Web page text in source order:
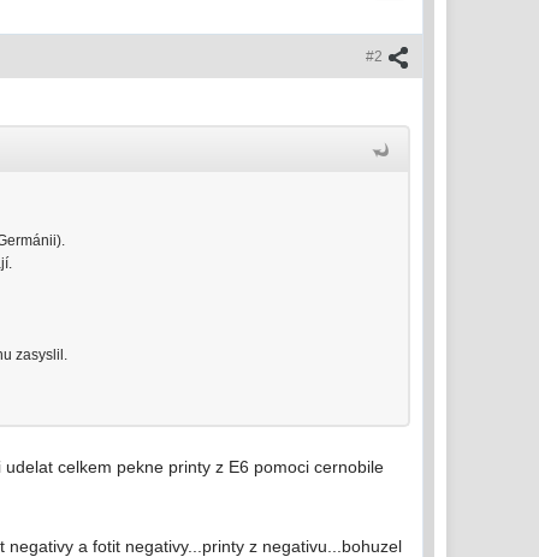
#2
zasyslil.
celkem pekne printy z E6 pomoci cernobile
a fotit negativy...printy z negativu...bohuzel